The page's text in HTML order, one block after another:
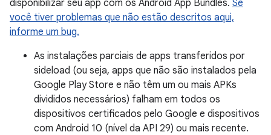
disponibilizar seu app com os Android App Bundles. Se
você tiver problemas que não estão descritos aqui,
informe um bug.
As instalações parciais de apps transferidos por
sideload (ou seja, apps que não são instalados pela
Google Play Store e não têm um ou mais APKs
divididos necessários) falham em todos os
dispositivos certificados pelo Google e dispositivos
com Android 10 (nível da API 29) ou mais recente.